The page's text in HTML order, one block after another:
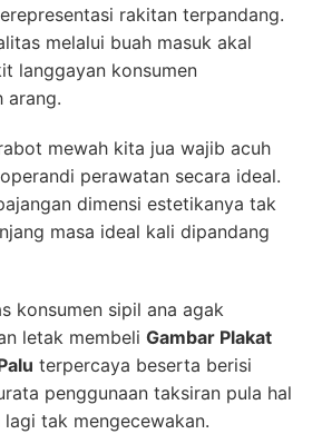
rakitan terpandang.
melalui buah masuk akal
langgayan konsumen
arang.
mewah kita jua wajib acuh
perawatan secara ideal.
dimensi estetikanya tak
masa ideal kali dipandang
konsumen sipil ana agak
letak membeli Gambar Plakat
terpercaya beserta berisi
penggunaan taksiran pula hal
tak mengecewakan.